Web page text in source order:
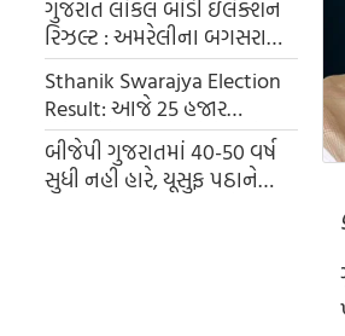
ગુજરાત લોકલ બોડી ઇલેક્શન
રિઝલ્ટ : અમરેલીના બગસરામાં
ભાજપના સૂપડા સાફ, તાલુકા
પંચાયત પર AAPનો ભવ્ય વિજય
Sthanik Swarajya Election
Result: આજે 25 હજાર
ઉમેદવારોના ભાવિનો ફેંસલો,
9269 બેઠકો પર જંગ અને
2027નું લક્ષ્ય
બીજેપી ગુજરાતમાં 40-50 વર્ષ
સુધી નહી હારે, યૂસુફ પઠાને